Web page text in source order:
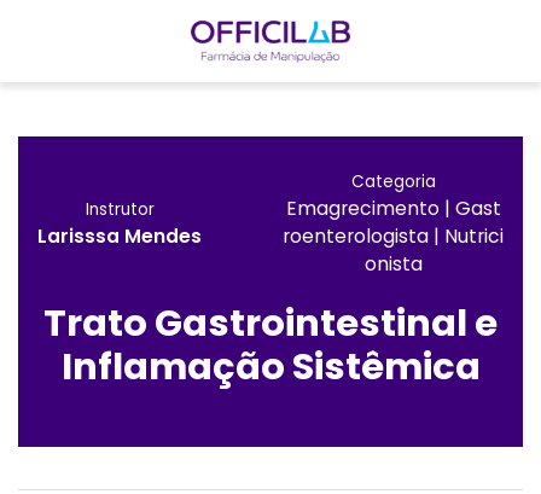
Instrutor
Larisssa Mendes
Categoria
Emagrecimento | Gast
Roenterologista | Nutrici
Onista
Trato Gastrointestinal e
Inflamação Sistêmica